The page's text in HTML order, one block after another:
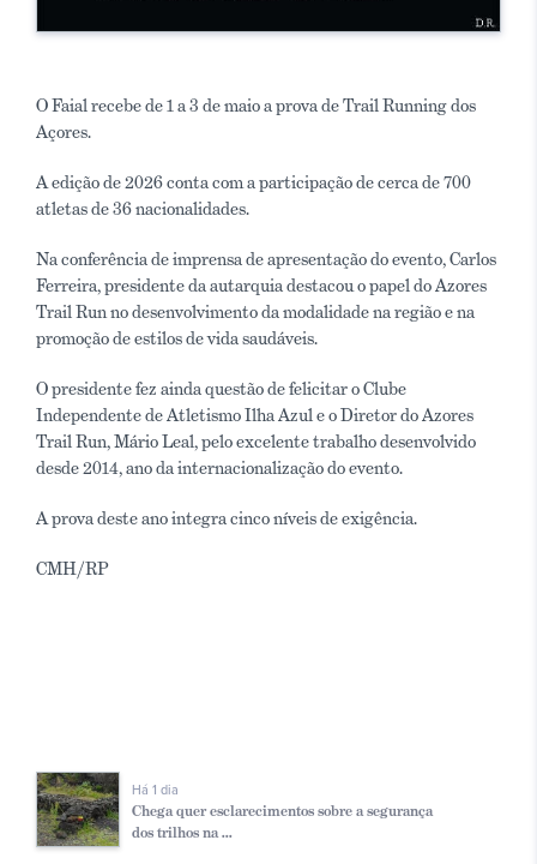
O Faial recebe de 1 a 3 de maio a prova de Trail Running dos
Açores.
A edição de 2026 conta com a participação de cerca de 700
atletas de 36 nacionalidades.
Na conferência de imprensa de apresentação do evento, Carlos
Ferreira, presidente da autarquia destacou o papel do Azores
Trail Run no desenvolvimento da modalidade na região e na
promoção de estilos de vida saudáveis.
O presidente fez ainda questão de felicitar o Clube
Independente de Atletismo Ilha Azul e o Diretor do Azores
Trail Run, Mário Leal, pelo excelente trabalho desenvolvido
desde 2014, ano da internacionalização do evento.
A prova deste ano integra cinco níveis de exigência.
CMH/RP
Há 1 dia
Chega quer esclarecimentos sobre a segurança
dos trilhos na ...